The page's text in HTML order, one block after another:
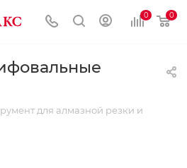
0 0
для алмазной резки и